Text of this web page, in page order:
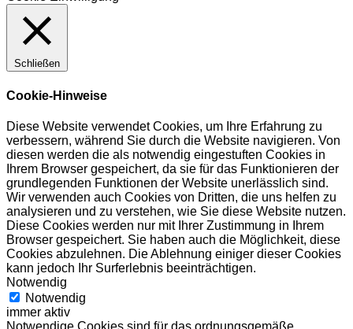
Schließen
Cookie-Hinweise
Diese Website verwendet Cookies, um Ihre Erfahrung zu
verbessern, während Sie durch die Website navigieren. Von
diesen werden die als notwendig eingestuften Cookies in
Ihrem Browser gespeichert, da sie für das Funktionieren der
grundlegenden Funktionen der Website unerlässlich sind.
Wir verwenden auch Cookies von Dritten, die uns helfen zu
analysieren und zu verstehen, wie Sie diese Website nutzen.
Diese Cookies werden nur mit Ihrer Zustimmung in Ihrem
Browser gespeichert. Sie haben auch die Möglichkeit, diese
Cookies abzulehnen. Die Ablehnung einiger dieser Cookies
kann jedoch Ihr Surferlebnis beeinträchtigen.
Notwendig
Notwendig
immer aktiv
Notwendige Cookies sind für das ordnungsgemäße